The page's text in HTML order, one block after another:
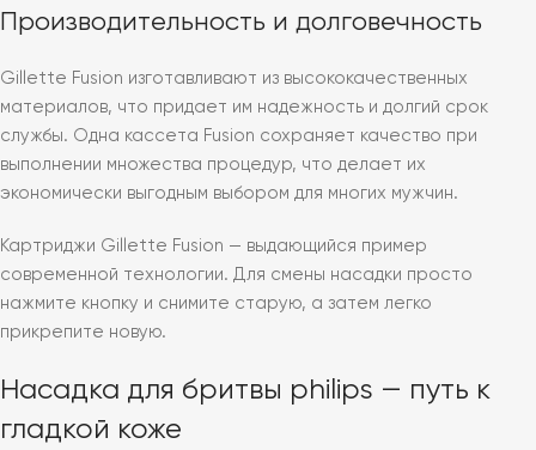
Производительность и долговечность
Gillette Fusion изготавливают из высококачественных
материалов, что придает им надежность и долгий срок
службы. Одна кассета Fusion сохраняет качество при
выполнении множества процедур, что делает их
экономически выгодным выбором для многих мужчин.
Картриджи Gillette Fusion — выдающийся пример
современной технологии. Для смены насадки просто
нажмите кнопку и снимите старую, а затем легко
прикрепите новую.
Насадка для бритвы philips — путь к
гладкой коже